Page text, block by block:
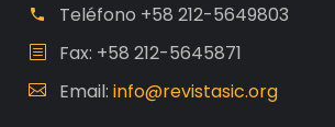
Teléfono +58 212-5649803
Fax: +58 212-5645871
Email: info@revistasic.org